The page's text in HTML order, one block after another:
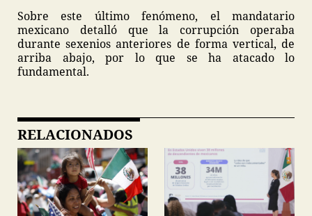
Sobre este último fenómeno, el mandatario
mexicano detalló que la corrupción operaba
durante sexenios anteriores de forma vertical, de
arriba abajo, por lo que se ha atacado lo
fundamental.
RELACIONADOS